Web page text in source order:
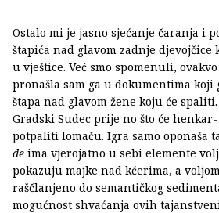
Ostalo mi je jasno sjećanje čaranja i
štapića nad glavom zadnje djevojčice
u vještice. Već smo spomenuli,
pronašla sam ga u dokumentima
štapa nad glavom žene koju će
Gradski Sudec prije no što će
potpaliti lomaču. Igra samo oponaša
de ima vjerojatno u sebi elemente
pokazuju majke nad kćerima, a
raščlanjeno do semantičkog
mogućnost shvaćanja ovih